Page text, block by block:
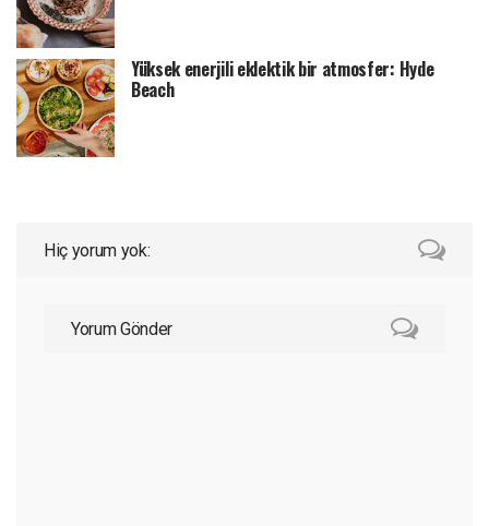
Yüksek enerjili eklektik bir atmosfer: Hyde
Beach
Hiç yorum yok:
Yorum Gönder